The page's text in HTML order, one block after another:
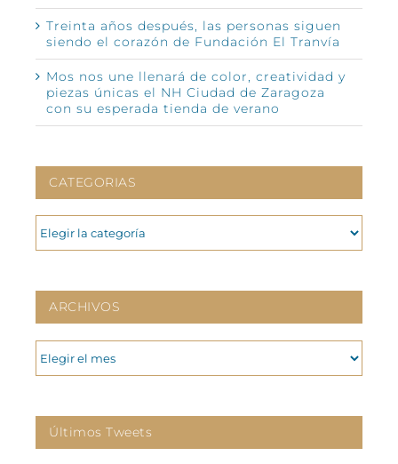
Treinta años después, las personas siguen
siendo el corazón de Fundación El Tranvía
Mos nos une llenará de color, creatividad y
piezas únicas el NH Ciudad de Zaragoza
con su esperada tienda de verano
CATEGORIAS
CATEGORIAS
ARCHIVOS
ARCHIVOS
Últimos Tweets